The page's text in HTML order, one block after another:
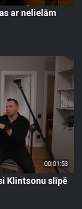
ar nelielām
00:01:53
Klintsonu slīpē